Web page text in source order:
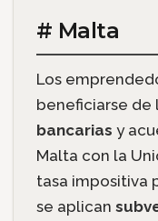
# Malta
Los
beneficiarse de
bancarias y
Malta con la
tasa impositiva
se aplican